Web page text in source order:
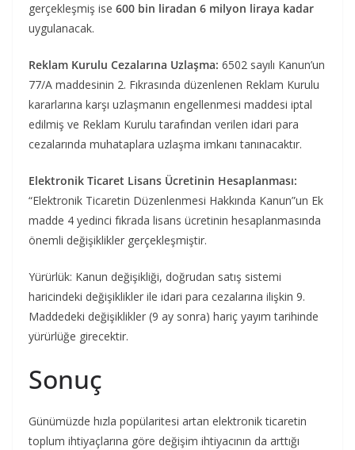
gerçekleşmiş ise 600 bin liradan 6 milyon liraya kadar
uygulanacak.
Reklam Kurulu Cezalarına Uzlaşma: 6502 sayılı Kanun’un
77/A maddesinin 2. Fıkrasında düzenlenen Reklam Kurulu
kararlarına karşı uzlaşmanın engellenmesi maddesi iptal
edilmiş ve Reklam Kurulu tarafından verilen idari para
cezalarında muhataplara uzlaşma imkanı tanınacaktır.
Elektronik Ticaret Lisans Ücretinin Hesaplanması:
“Elektronik Ticaretin Düzenlenmesi Hakkında Kanun”un Ek
madde 4 yedinci fıkrada lisans ücretinin hesaplanmasında
önemli değişiklikler gerçekleşmiştir.
Yürürlük: Kanun değişikliği, doğrudan satış sistemi
haricindeki değişiklikler ile idari para cezalarına ilişkin 9.
Maddedeki değişiklikler (9 ay sonra) hariç yayım tarihinde
yürürlüğe girecektir.
Sonuç
Günümüzde hızla popülaritesi artan elektronik ticaretin
toplum ihtiyaçlarına göre değişim ihtiyacının da arttığı